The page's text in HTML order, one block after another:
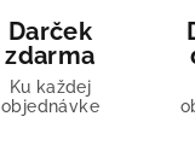
Darček
zdarma
Ku každej
objednávke